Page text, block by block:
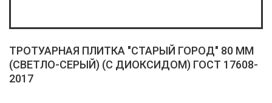
ТРОТУАРНАЯ ПЛИТКА "СТАРЫЙ ГОРОД" 80 ММ
(СВЕТЛО-СЕРЫЙ) (С ДИОКСИДОМ) ГОСТ 17608-
2017